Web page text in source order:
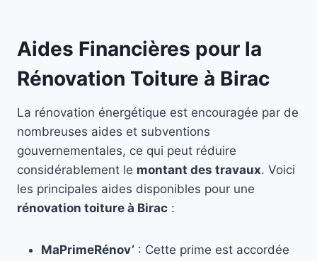
Aides Financières pour la
Rénovation Toiture à Birac
La rénovation énergétique est encouragée par de
nombreuses aides et subventions
gouvernementales, ce qui peut réduire
considérablement le montant des travaux. Voici
les principales aides disponibles pour une
rénovation toiture à Birac :
MaPrimeRénov’ : Cette prime est accordée